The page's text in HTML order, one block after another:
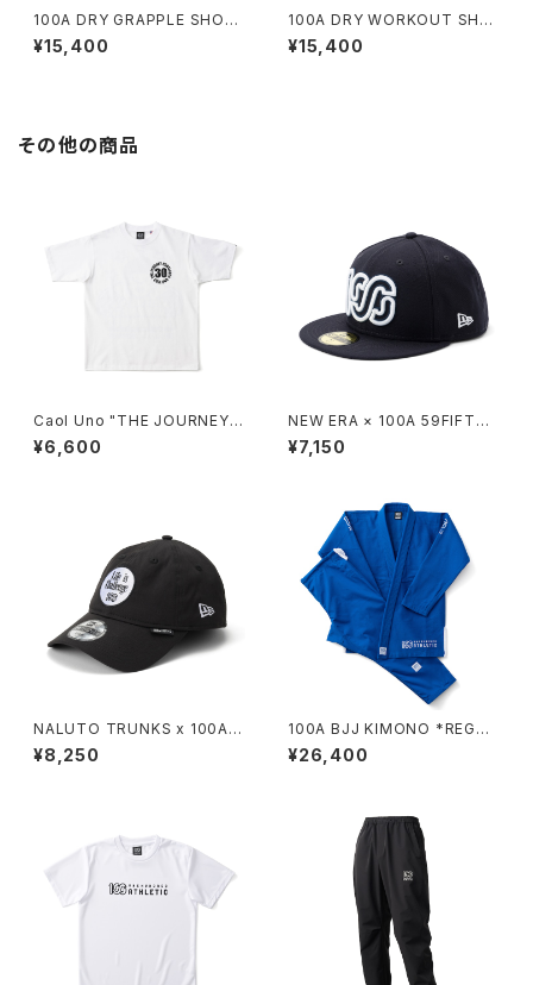
100A DRY GRAPPLE SHOR
TS *Type-B / DUAL LOGO
/ BICOLOR
¥15,400
100A DRY WORKOUT SHO
RTS *Type-A
¥15,400
その他の商品
Caol Uno "THE JOURNEY
CONTINUES" HEAVYWEIGH
T S/S TEE
¥6,600
NEW ERA × 100A 59FIFTY
*NAVY
¥7,150
NALUTO TRUNKS x 100A x
NEW ERA 29TWENTY
¥8,250
100A BJJ KIMONO *REGUL
AR MODEL / BLUE
¥26,400